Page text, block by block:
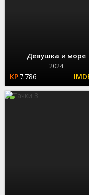
Девушка и море
2024
7.786